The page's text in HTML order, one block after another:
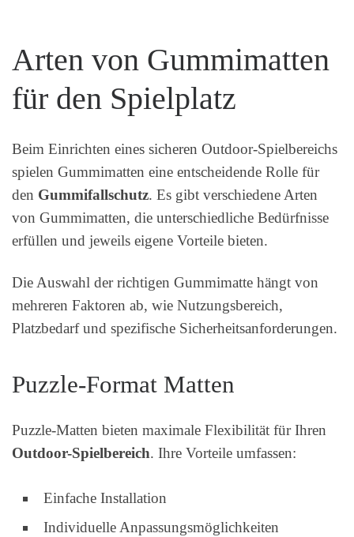
Arten von Gummimatten
für den Spielplatz
Beim Einrichten eines sicheren Outdoor-Spielbereichs
spielen Gummimatten eine entscheidende Rolle für
den Gummifallschutz. Es gibt verschiedene Arten
von Gummimatten, die unterschiedliche Bedürfnisse
erfüllen und jeweils eigene Vorteile bieten.
Die Auswahl der richtigen Gummimatte hängt von
mehreren Faktoren ab, wie Nutzungsbereich,
Platzbedarf und spezifische Sicherheitsanforderungen.
Puzzle-Format Matten
Puzzle-Matten bieten maximale Flexibilität für Ihren
Outdoor-Spielbereich. Ihre Vorteile umfassen:
Einfache Installation
Individuelle Anpassungsmöglichkeiten